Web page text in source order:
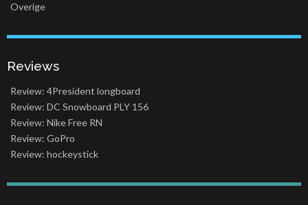
Overige
Reviews
Review: 4President longboard
Review: DC Snowboard PLY 156
Review: Nike Free RN
Review: GoPro
Review: hockeystick